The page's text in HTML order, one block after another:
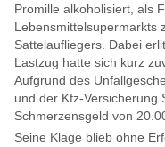
Promille alkoholisiert, als
Lebensmittelsupermarkts
Sattelaufliegers. Dabei
Lastzug hatte sich kurz
Aufgrund des
und der Kfz-Versicherung
Schmerzensgeld von
Seine Klage blieb ohne